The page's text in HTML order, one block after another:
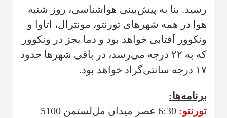
رسید. بنا به پیش‌بینی هواشناسی، روز شنبه
هوا در همه شهرهای تورنتو، مونترال، اتاوا و
ونکوور آفتابی خواهد بود و دما بجز در ونکوور
که به ۲۲ درجه می‌رسد، در باقی شهرها حدود
۱۷ درجه سانتی‌گراد خواهد بود.
برنامه‌ها:
تورنتو:
6:30 عصر میدان مل‌لستمن 5100